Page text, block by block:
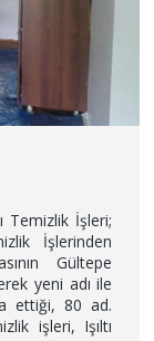
Temizlik İşleri;
İşlerinden
Gültepe
yeni adı ile
ettiği, 80 ad.
işleri, Işıltı